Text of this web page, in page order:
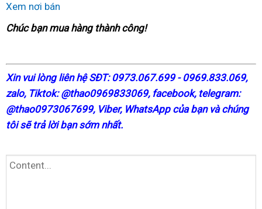
Xem nơi bán
Chúc bạn mua hàng thành công!
Xin vui lòng liên hệ SĐT: 0973.067.699 - 0969.833.069,
zalo, Tiktok: @thao0969833069, facebook, telegram:
@thao0973067699, Viber, WhatsApp của bạn và chúng
tôi sẽ trả lời bạn sớm nhất.